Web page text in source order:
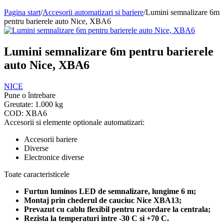
Pagina start/Accesorii automatizari si bariere/Lumini semnalizare 6m
pentru barierele auto Nice, XBA6
Lumini semnalizare 6m pentru barierele
auto Nice, XBA6
NICE
Pune o întrebare
Greutate: 1.000 kg
COD: XBA6
Accesorii si elemente optionale automatizari:
Accesorii bariere
Diverse
Electronice diverse
Toate caracteristicele
Furtun luminos LED de semnalizare, lungime 6 m;
Montaj prin chederul de cauciuc Nice XBA13;
Prevazut cu cablu flexibil pentru racordare la centrala;
Rezista la temperaturi intre -30 C si +70 C.